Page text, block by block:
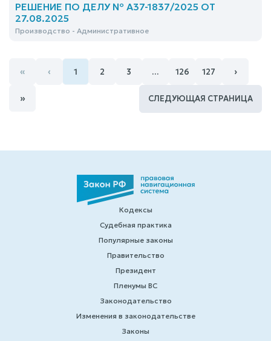
РЕШЕНИЕ ПО ДЕЛУ № А37-1837/2025 ОТ
27.08.2025
Производство - Административное
« ‹ 1 2 3 … 126 127 ›
» СЛЕДУЮЩАЯ СТРАНИЦА
Кодексы
Судебная практика
Популярные законы
Правительство
Президент
Пленумы ВС
Законодательство
Изменения в законодательстве
Законы